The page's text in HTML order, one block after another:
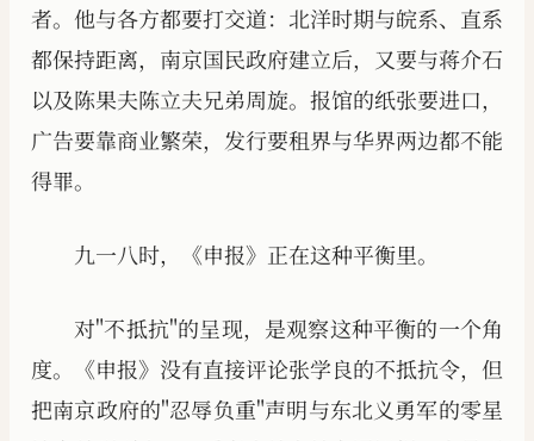
者。他与各方都要打交道：北洋时期与皖系、直系
都保持距离，南京国民政府建立后，又要与蒋介石
以及陈果夫陈立夫兄弟周旋。报馆的纸张要进口，
广告要靠商业繁荣，发行要租界与华界两边都不能
得罪。
九一八时，《申报》正在这种平衡里。
对"不抵抗"的呈现，是观察这种平衡的一个角
度。《申报》没有直接评论张学良的不抵抗令，但
把南京政府的"忍辱负重"声明与东北义勇军的零星